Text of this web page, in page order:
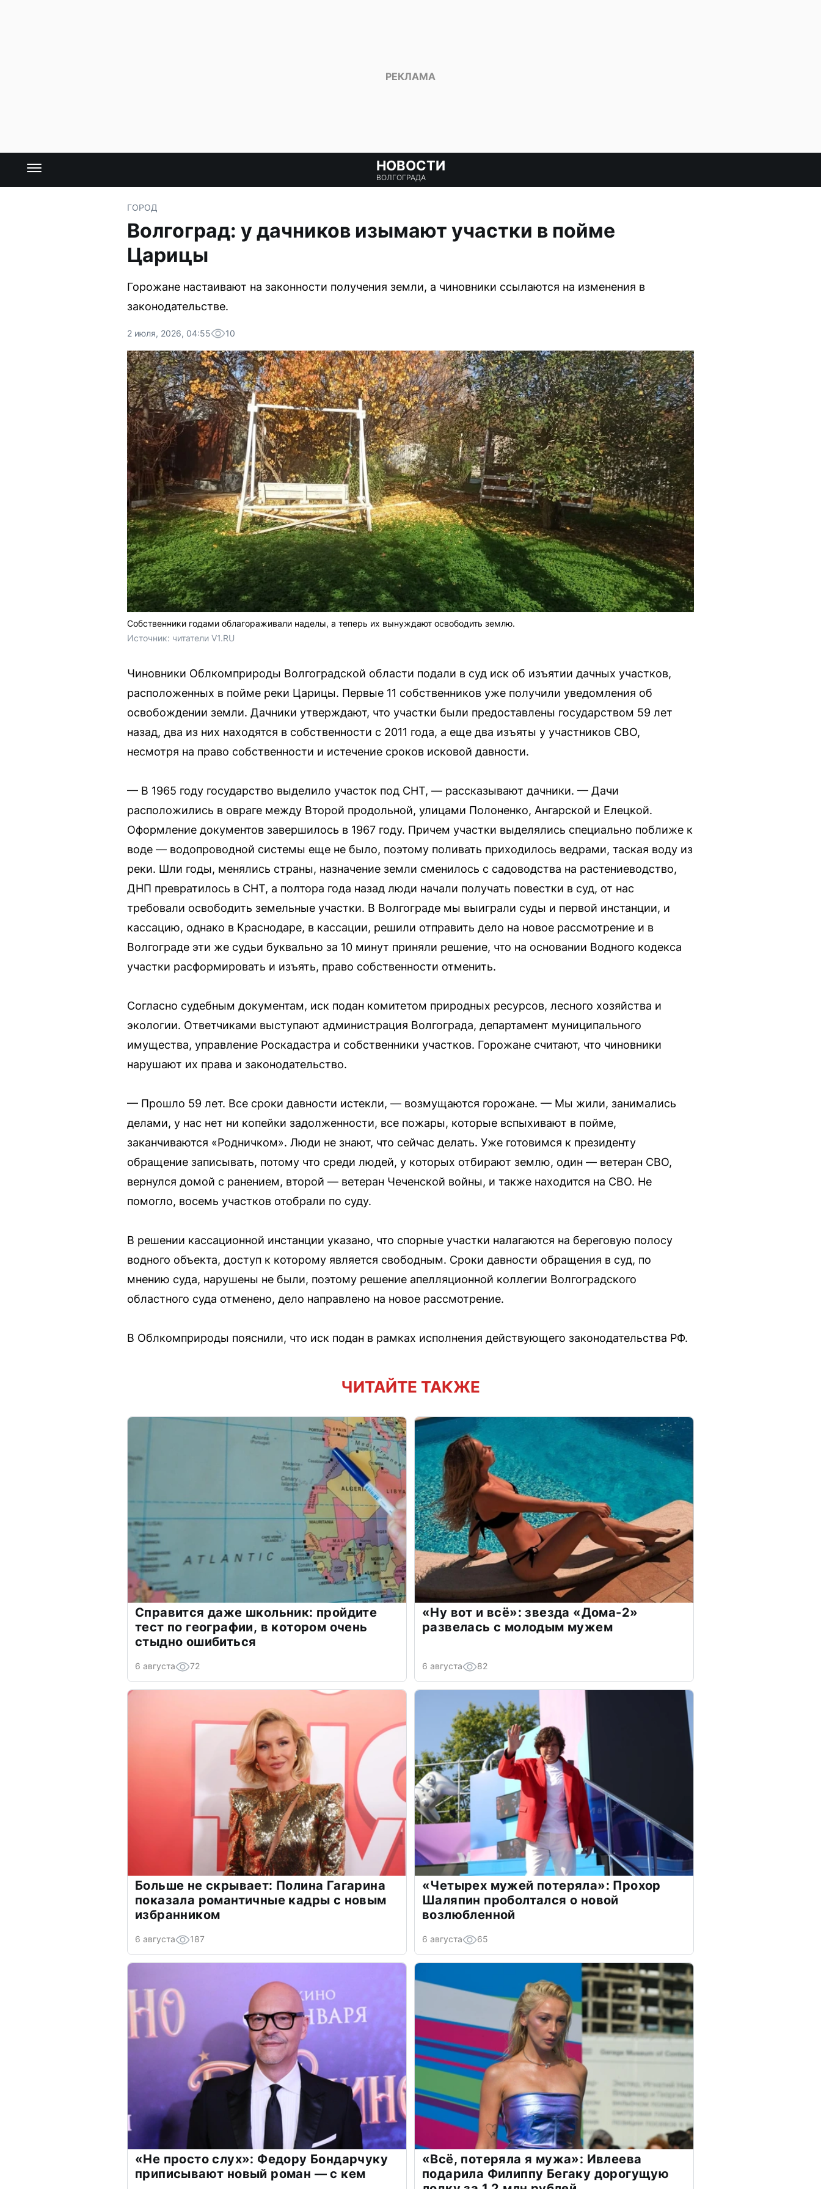
НОВОСТИ
ВОЛГОГРАДА
ГОРОД
Волгоград: у дачников изымают участки в пойме
Царицы
Горожане настаивают на законности получения земли, а чиновники ссылаются на изменения в
законодательстве.
2 июля, 2026, 04:55 10
Собственники годами облагораживали наделы, а теперь их вынуждают освободить землю.
Источник: читатели V1.RU
Чиновники Облкомприроды Волгоградской области подали в суд иск об изъятии дачных участков,
расположенных в пойме реки Царицы. Первые 11 собственников уже получили уведомления об
освобождении земли. Дачники утверждают, что участки были предоставлены государством 59 лет
назад, два из них находятся в собственности с 2011 года, а еще два изъяты у участников СВО,
несмотря на право собственности и истечение сроков исковой давности.
— В 1965 году государство выделило участок под СНТ, — рассказывают дачники. — Дачи
расположились в овраге между Второй продольной, улицами Полоненко, Ангарской и Елецкой.
Оформление документов завершилось в 1967 году. Причем участки выделялись специально поближе к
воде — водопроводной системы еще не было, поэтому поливать приходилось ведрами, таская воду из
реки. Шли годы, менялись страны, назначение земли сменилось с садоводства на растениеводство,
ДНП превратилось в СНТ, а полтора года назад люди начали получать повестки в суд, от нас
требовали освободить земельные участки. В Волгограде мы выиграли суды и первой инстанции, и
кассацию, однако в Краснодаре, в кассации, решили отправить дело на новое рассмотрение и в
Волгограде эти же судьи буквально за 10 минут приняли решение, что на основании Водного кодекса
участки расформировать и изъять, право собственности отменить.
Согласно судебным документам, иск подан комитетом природных ресурсов, лесного хозяйства и
экологии. Ответчиками выступают администрация Волгограда, департамент муниципального
имущества, управление Роскадастра и собственники участков. Горожане считают, что чиновники
нарушают их права и законодательство.
— Прошло 59 лет. Все сроки давности истекли, — возмущаются горожане. — Мы жили, занимались
делами, у нас нет ни копейки задолженности, все пожары, которые вспыхивают в пойме,
заканчиваются «Родничком». Люди не знают, что сейчас делать. Уже готовимся к президенту
обращение записывать, потому что среди людей, у которых отбирают землю, один — ветеран СВО,
вернулся домой с ранением, второй — ветеран Чеченской войны, и также находится на СВО. Не
помогло, восемь участков отобрали по суду.
В решении кассационной инстанции указано, что спорные участки налагаются на береговую полосу
водного объекта, доступ к которому является свободным. Сроки давности обращения в суд, по
мнению суда, нарушены не были, поэтому решение апелляционной коллегии Волгоградского
областного суда отменено, дело направлено на новое рассмотрение.
В Облкомприроды пояснили, что иск подан в рамках исполнения действующего законодательства РФ.
ЧИТАЙТЕ ТАКЖЕ
Справится даже школьник: пройдите
тест по географии, в котором очень
стыдно ошибиться
6 августа 72
«Ну вот и всё»: звезда «Дома-2»
развелась с молодым мужем
6 августа 82
Больше не скрывает: Полина Гагарина
показала романтичные кадры с новым
избранником
6 августа 187
«Четырех мужей потеряла»: Прохор
Шаляпин проболтался о новой
возлюбленной
6 августа 65
«Не просто слух»: Федору Бондарчуку
приписывают новый роман — с кем
«Всё, потеряла я мужа»: Ивлеева
подарила Филиппу Бегаку дорогущую